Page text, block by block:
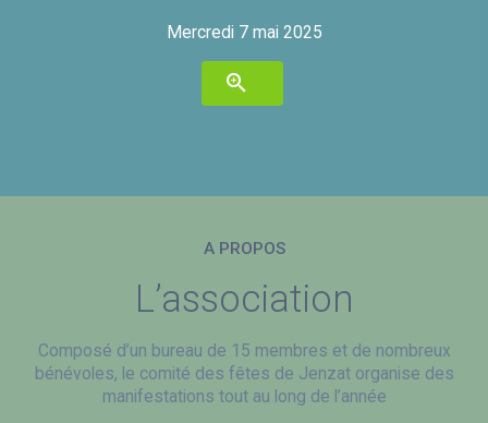
Mercredi 7 mai 2025
A PROPOS
L’association
Composé d’un bureau de 15 membres et de nombreux
bénévoles, le comité des fêtes de Jenzat organise des
manifestations tout au long de l’année